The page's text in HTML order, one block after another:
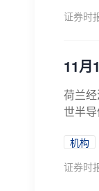
证券时
11月
荷兰
世半
机构
证券时